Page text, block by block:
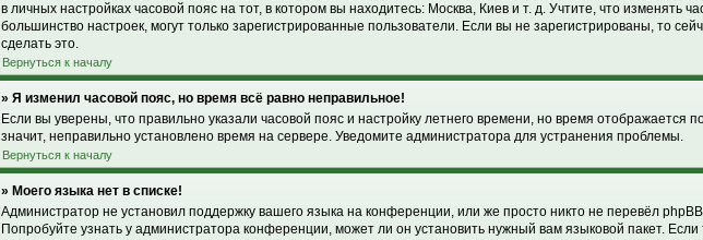
в личных настройках часовой пояс на тот, в котором вы находитесь: Москва, Киев и т. д. Учтите, что изменять
большинство настроек, могут только зарегистрированные пользователи. Если вы не зарегистрированы, то
сделать это.
Вернуться к началу
» Я изменил часовой пояс, но время всё равно неправильное!
Если вы уверены, что правильно указали часовой пояс и настройку летнего времени, но время отображается
значит, неправильно установлено время на сервере. Уведомите администратора для устранения проблемы.
Вернуться к началу
» Моего языка нет в списке!
Администратор не установил поддержку вашего языка на конференции, или же просто никто не перевёл
Попробуйте узнать у администратора конференции, может ли он установить нужный вам языковой пакет. Если